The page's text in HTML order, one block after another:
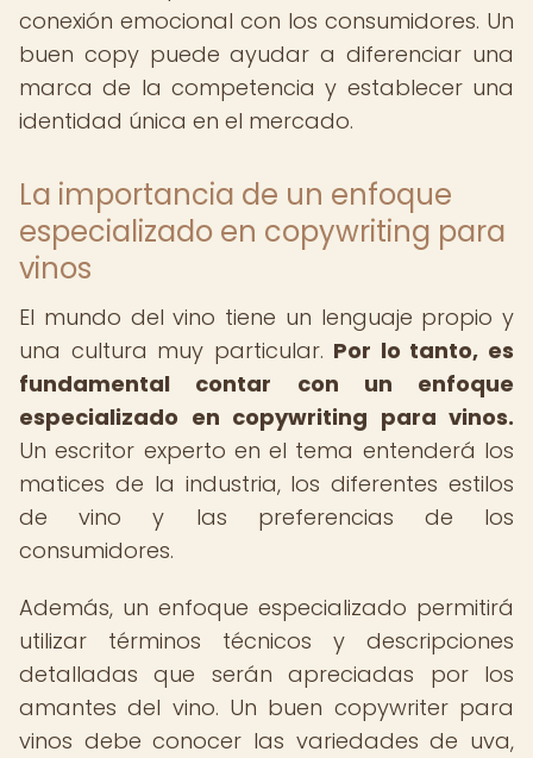
conexión emocional con los consumidores. Un
buen copy puede ayudar a diferenciar una
marca de la competencia y establecer una
identidad única en el mercado.
La importancia de un enfoque
especializado en copywriting para
vinos
El mundo del vino tiene un lenguaje propio y
una cultura muy particular. Por lo tanto, es
fundamental contar con un enfoque
especializado en copywriting para vinos.
Un escritor experto en el tema entenderá los
matices de la industria, los diferentes estilos
de vino y las preferencias de los
consumidores.
Además, un enfoque especializado permitirá
utilizar términos técnicos y descripciones
detalladas que serán apreciadas por los
amantes del vino. Un buen copywriter para
vinos debe conocer las variedades de uva,